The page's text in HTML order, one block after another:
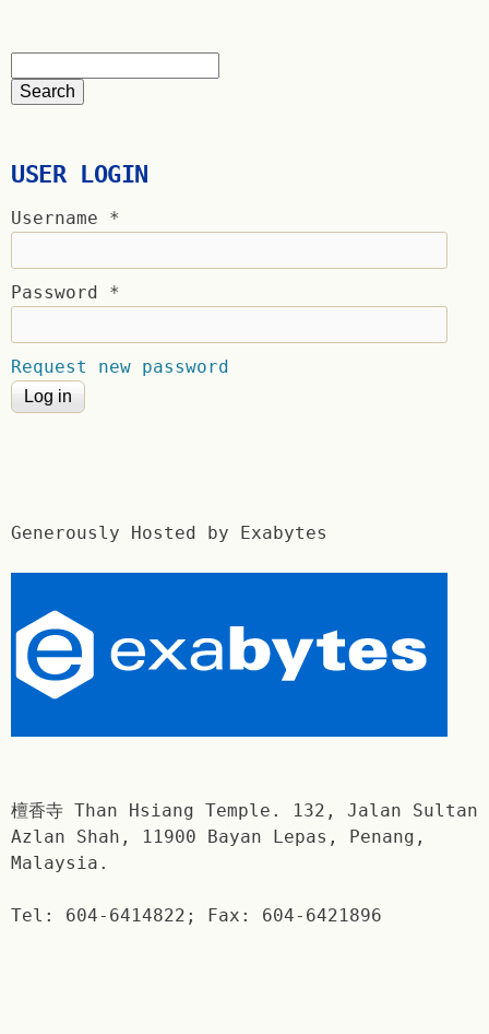
USER LOGIN
Username *
Password *
Request new password
Generously Hosted by Exabytes
檀香寺 Than Hsiang Temple. 132, Jalan Sultan
Azlan Shah, 11900 Bayan Lepas, Penang,
Malaysia.
Tel: 604-6414822; Fax: 604-6421896